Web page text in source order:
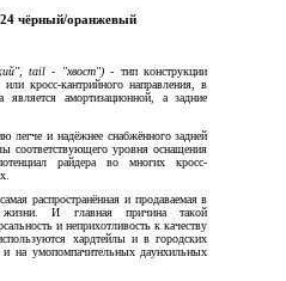
24 чёрный/оранжевый
tail - "хвост")- тип конструкции
кросс-кантрийного направления, в
амортизационной, а задние
легче и надёжнее снабжённого задней
соответствующего уровня оснащения
райдера во многих кросс-
распространённая и продаваемая в
жизни. И главная причина такой
и неприхотливость к качеству
хардтейлы и в городских
на умопомпачительных даунхильных